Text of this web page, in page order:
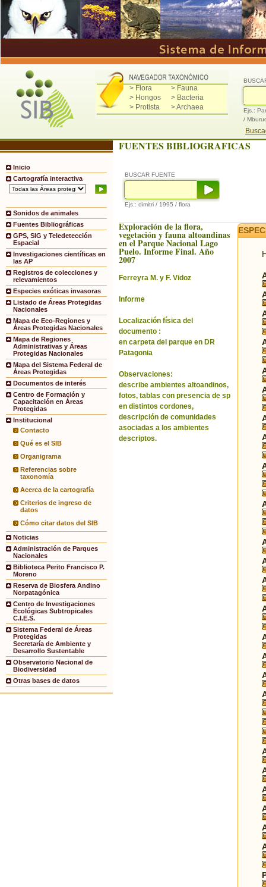
> Flora
> Fauna
> Hongos
> Bacteria
> Protista
> Archaea
Ejs.:
/
Inicio
Cartografía interactiva
Sonidos de animales
Fuentes Bibliográficas
GPS, SIG y Teledetección
Espacial
Investigaciones científicas en
las AP
Registros de colecciones y
relevamientos
Especies exóticas invasoras
Listado de Áreas Protegidas
Nacionales
Mapa de Eco-Regiones y
Áreas Protegidas Nacionales
Mapa de Regiones
Administrativas y Áreas
Protegidas Nacionales
Mapa del Sistema Federal de
Áreas Protegidas
Documentos de interés
Centro de Formación y
Capacitación en Áreas
Protegidas
Institucional
Contacto
Qué es el SIB
Organigrama
Referencias sobre
taxonomía
Acerca de la cartografía
Criterios de ingreso de
datos
Cómo citar datos del SIB
Noticias
Administración de Parques
Nacionales
Biblioteca Perito Francisco P.
Moreno
Reserva de Biosfera Andino
Norpatagónica
Centro de Investigaciones
Ecológicas Subtropicales
C.I.E.S.
Sistema Federal de Áreas
Protegidas
Secretaría de Ambiente y
Desarrollo Sustentable
Observatorio Nacional de
Biodiversidad
Otras bases de datos
FUENTES BIBLIOGRAFICAS
BUSCAR FUENTE
Ejs.: dimitri / 1995 / flora
Exploración de la flora,
vegetación y fauna altoandinas
en el Parque Nacional Lago
Puelo. Informe Final. Año
2007
Ferreyra M. y F. Vidoz
Informe
Localización física del
documento :
en carpeta del parque en DR
Patagonia
Observaciones:
describe ambientes altoandinos,
fotos, tablas con presencia de sp
en distintos cordones,
descripción de comunidades
asociadas a los ambientes
descriptos.